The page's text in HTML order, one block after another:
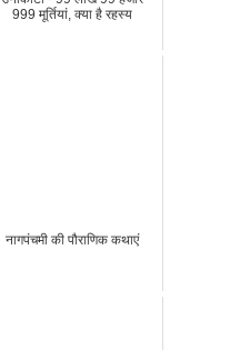
999 मूर्तियां, क्या है रहस्य
नागपंचमी की पौराणिक कथाएं